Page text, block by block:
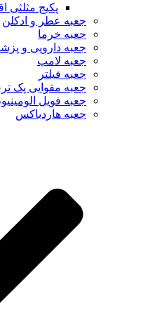
پکیج مثلثی
جعبه عطر و ادکلن
جعبه خرما
جعبه دارویی و
جعبه لامپ
جعبه فیلتر
جعبه مقوایی پک
جعبه فویل
جعبه هاردباکس